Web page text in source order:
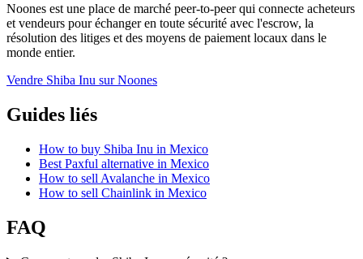
Noones est une place de marché peer-to-peer qui connecte acheteurs
et vendeurs pour échanger en toute sécurité avec l'escrow, la
résolution des litiges et des moyens de paiement locaux dans le
monde entier.
Vendre Shiba Inu sur Noones
Guides liés
How to buy Shiba Inu in Mexico
Best Paxful alternative in Mexico
How to sell Avalanche in Mexico
How to sell Chainlink in Mexico
FAQ